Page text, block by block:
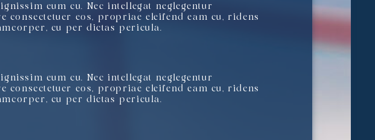
eum cu. Nec intellegat neglegentur
consectetuer eos, propriae eleifend eam cu, ridens
cu per dictas pericula.
eum cu. Nec intellegat neglegentur
consectetuer eos, propriae eleifend eam cu, ridens
cu per dictas pericula.